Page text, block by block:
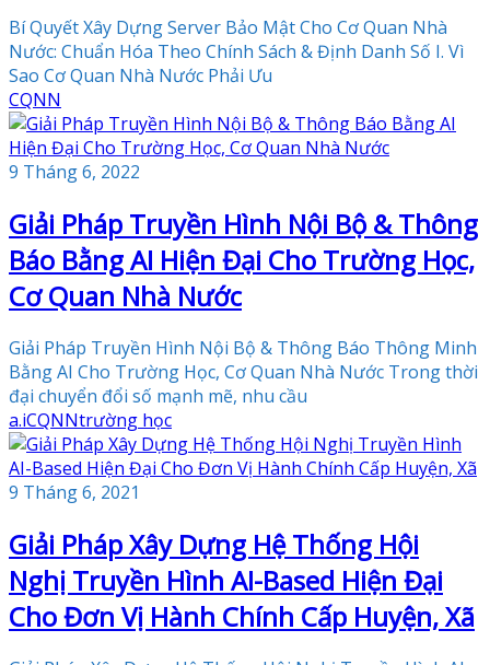
Bí Quyết Xây Dựng Server Bảo Mật Cho Cơ Quan Nhà
Nước: Chuẩn Hóa Theo Chính Sách & Định Danh Số I. Vì
Sao Cơ Quan Nhà Nước Phải Ưu
CQNN
9 Tháng 6, 2022
Giải Pháp Truyền Hình Nội Bộ & Thông
Báo Bằng AI Hiện Đại Cho Trường Học,
Cơ Quan Nhà Nước
Giải Pháp Truyền Hình Nội Bộ & Thông Báo Thông Minh
Bằng AI Cho Trường Học, Cơ Quan Nhà Nước Trong thời
đại chuyển đổi số mạnh mẽ, nhu cầu
a.iCQNNtrường học
9 Tháng 6, 2021
Giải Pháp Xây Dựng Hệ Thống Hội
Nghị Truyền Hình AI-Based Hiện Đại
Cho Đơn Vị Hành Chính Cấp Huyện, Xã